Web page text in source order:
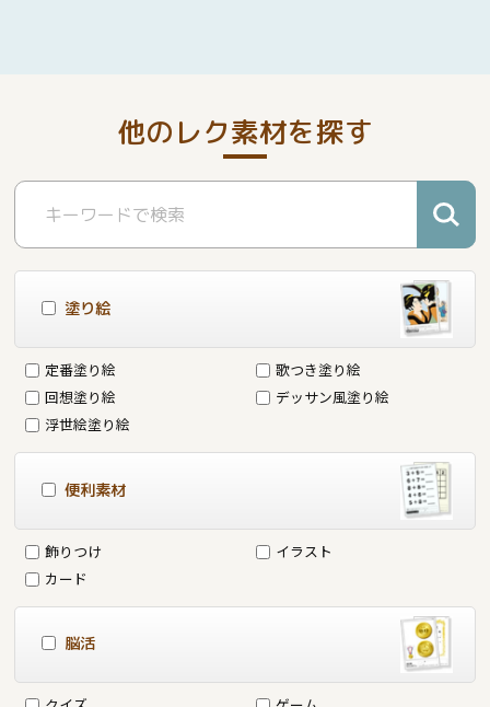
他のレク素材を探す
塗り絵
定番塗り絵
歌つき塗り絵
回想塗り絵
デッサン風塗り絵
浮世絵塗り絵
便利素材
飾りつけ
イラスト
カード
脳活